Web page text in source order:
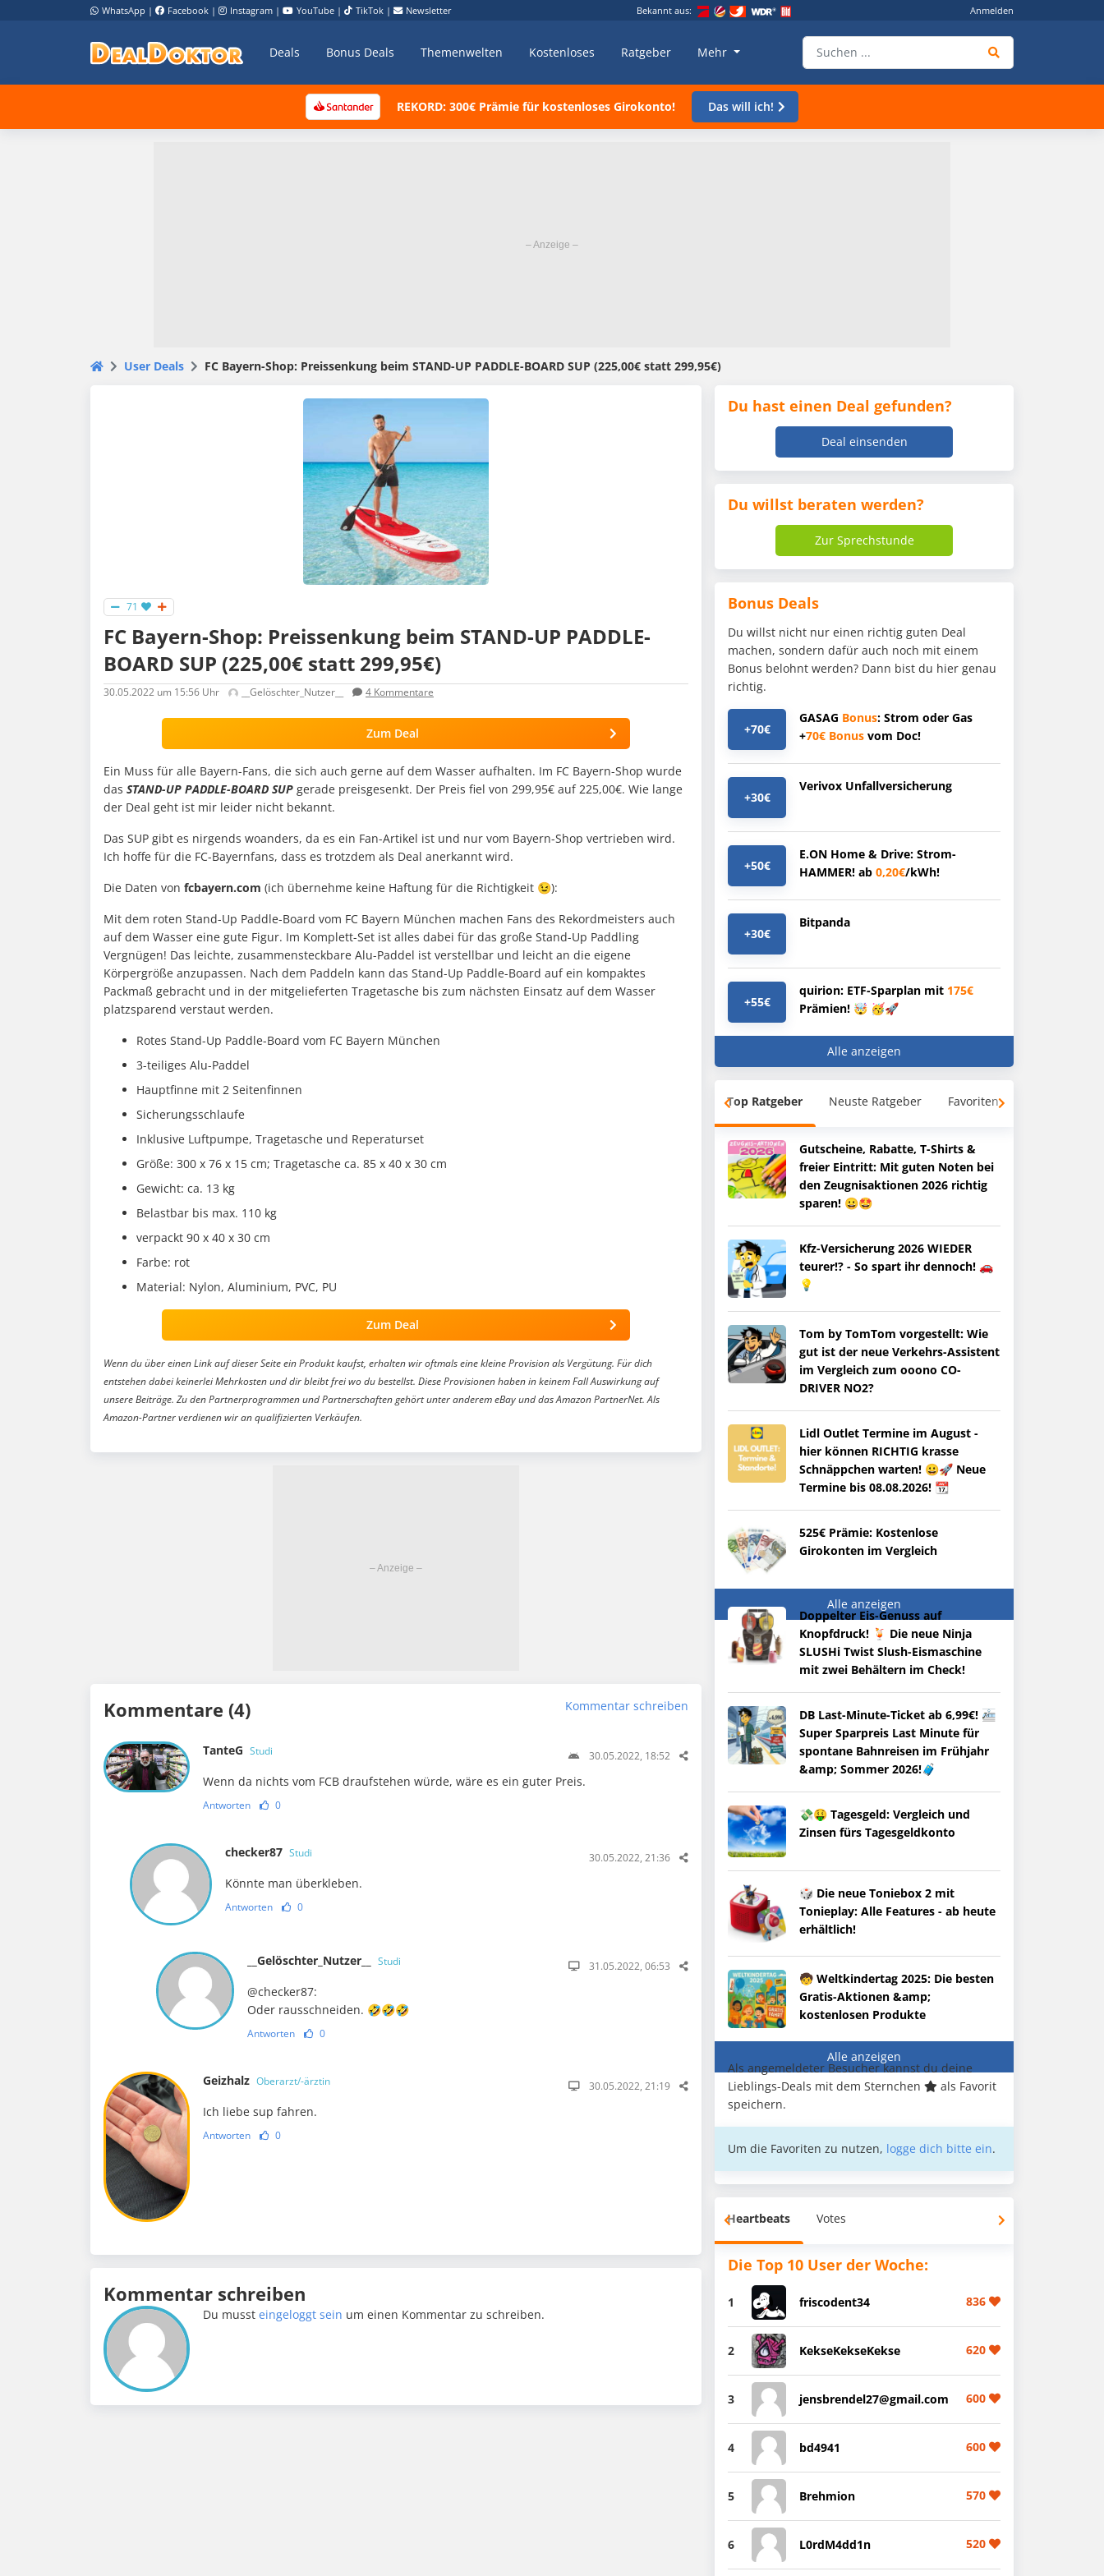
WhatsApp | Facebook | Instagram | YouTube | TikTok | Newsletter Bekannt aus: Anmelden
Deals Bonus Deals Themenwelten Kostenloses Ratgeber Mehr
REKORD: 300€ Prämie für kostenloses Girokonto! Das will ich!
User Deals FC Bayern-Shop: Preissenkung beim STAND-UP PADDLE-BOARD SUP (225,00€ statt 299,95€)
71
FC Bayern-Shop: Preissenkung beim STAND-UP PADDLE-
BOARD SUP (225,00€ statt 299,95€)
30.05.2022 um 15:56 Uhr __Gelöschter_Nutzer__ 4 Kommentare
Zum Deal
Ein Muss für alle Bayern-Fans, die sich auch gerne auf dem Wasser aufhalten. Im FC Bayern-Shop wurde
das STAND-UP PADDLE-BOARD SUP gerade preisgesenkt. Der Preis fiel von 299,95€ auf 225,00€. Wie lange
der Deal geht ist mir leider nicht bekannt.
Das SUP gibt es nirgends woanders, da es ein Fan-Artikel ist und nur vom Bayern-Shop vertrieben wird.
Ich hoffe für die FC-Bayernfans, dass es trotzdem als Deal anerkannt wird.
Die Daten von fcbayern.com (ich übernehme keine Haftung für die Richtigkeit 😉):
Mit dem roten Stand-Up Paddle-Board vom FC Bayern München machen Fans des Rekordmeisters auch
auf dem Wasser eine gute Figur. Im Komplett-Set ist alles dabei für das große Stand-Up Paddling
Vergnügen! Das leichte, zusammensteckbare Alu-Paddel ist verstellbar und leicht an die eigene
Körpergröße anzupassen. Nach dem Paddeln kann das Stand-Up Paddle-Board auf ein kompaktes
Packmaß gebracht und in der mitgelieferten Tragetasche bis zum nächsten Einsatz auf dem Wasser
platzsparend verstaut werden.
Rotes Stand-Up Paddle-Board vom FC Bayern München
3-teiliges Alu-Paddel
Hauptfinne mit 2 Seitenfinnen
Sicherungsschlaufe
Inklusive Luftpumpe, Tragetasche und Reperaturset
Größe: 300 x 76 x 15 cm; Tragetasche ca. 85 x 40 x 30 cm
Gewicht: ca. 13 kg
Belastbar bis max. 110 kg
verpackt 90 x 40 x 30 cm
Farbe: rot
Material: Nylon, Aluminium, PVC, PU
Zum Deal
Wenn du über einen Link auf dieser Seite ein Produkt kaufst, erhalten wir oftmals eine kleine Provision als Vergütung. Für dich
entstehen dabei keinerlei Mehrkosten und dir bleibt frei wo du bestellst. Diese Provisionen haben in keinem Fall Auswirkung auf
unsere Beiträge. Zu den Partnerprogrammen und Partnerschaften gehört unter anderem eBay und das Amazon PartnerNet. Als
Amazon-Partner verdienen wir an qualifizierten Verkäufen.
Kommentare (4) Kommentar schreiben
TanteG Studi 30.05.2022, 18:52
Wenn da nichts vom FCB draufstehen würde, wäre es ein guter Preis.
Antworten 0
checker87 Studi 30.05.2022, 21:36
Könnte man überkleben.
Antworten 0
__Gelöschter_Nutzer__ Studi 31.05.2022, 06:53
@checker87:
Oder rausschneiden. 🤣🤣🤣
Antworten 0
Geizhalz Oberarzt/-ärztin 30.05.2022, 21:19
Ich liebe sup fahren.
Antworten 0
Kommentar schreiben
Du mussteingeloggt sein um einen Kommentar zu schreiben.
Du hast einen Deal gefunden?
Deal einsenden
Du willst beraten werden?
Zur Sprechstunde
Bonus Deals
Du willst nicht nur einen richtig guten Deal
machen, sondern dafür auch noch mit einem
Bonus belohnt werden? Dann bist du hier genau
richtig.
+70€
GASAG Bonus: Strom oder Gas
+70€ Bonus vom Doc!
+30€
Verivox Unfallversicherung
+50€
E.ON Home & Drive: Strom-
HAMMER! ab 0,20€/kWh!
+30€
Bitpanda
+55€
quirion: ETF-Sparplan mit 175€
Prämien! 🤯 🥳🚀
Alle anzeigen
Top Ratgeber Neuste Ratgeber Favoriten
Gutscheine, Rabatte, T-Shirts &
freier Eintritt: Mit guten Noten bei
den Zeugnisaktionen 2026 richtig
sparen! 😀🤩
Kfz-Versicherung 2026 WIEDER
teurer!? - So spart ihr dennoch! 🚗
💡
Tom by TomTom vorgestellt: Wie
gut ist der neue Verkehrs-Assistent
im Vergleich zum ooono CO-
DRIVER NO2?
Lidl Outlet Termine im August -
hier können RICHTIG krasse
Schnäppchen warten! 😀🚀 Neue
Termine bis 08.08.2026! 📆
525€ Prämie: Kostenlose
Girokonten im Vergleich
Alle anzeigen
Doppelter Eis-Genuss auf
Knopfdruck! 🍹 Die neue Ninja
SLUSHi Twist Slush-Eismaschine
mit zwei Behältern im Check!
DB Last-Minute-Ticket ab 6,99€! 🚈
Super Sparpreis Last Minute für
spontane Bahnreisen im Frühjahr
&amp; Sommer 2026!🧳
💸🤑 Tagesgeld: Vergleich und
Zinsen fürs Tagesgeldkonto
🎲 Die neue Toniebox 2 mit
Tonieplay: Alle Features - ab heute
erhältlich!
🧒 Weltkindertag 2025: Die besten
Gratis-Aktionen &amp;
kostenlosen Produkte
Alle anzeigen
Als angemeldeter Besucher kannst du deine
Lieblings-Deals mit dem Sternchen
als Favorit
speichern.
Um die Favoriten zu nutzen, logge dich bitte ein.
Heartbeats Votes
Die Top 10 User der Woche:
1 friscodent34 836
2 KekseKekseKekse 620
3 jensbrendel27@gmail.com 600
4 bd4941 600
5 Brehmion 570
6 L0rdM4dd1n 520